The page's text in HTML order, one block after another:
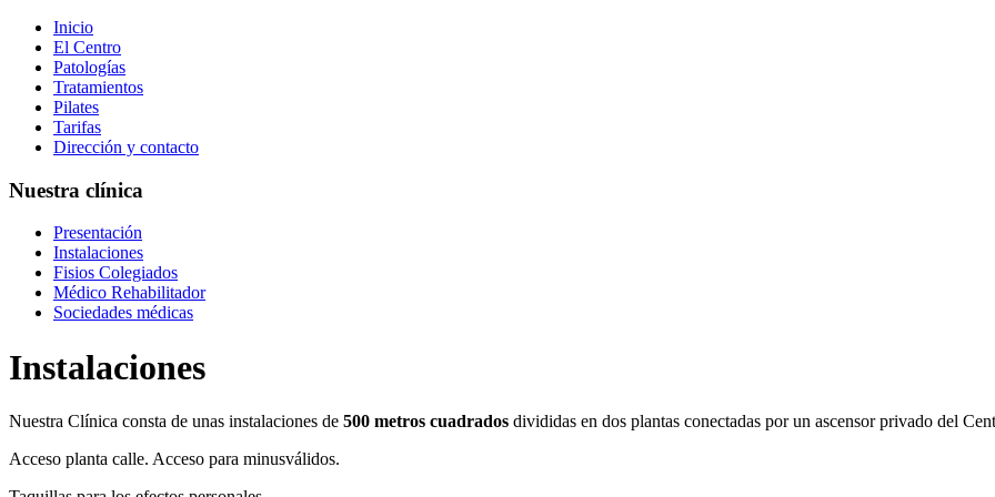
Inicio
El Centro
Patologías
Tratamientos
Pilates
Tarifas
Dirección y contacto
Nuestra clínica
Presentación
Instalaciones
Fisios Colegiados
Médico Rehabilitador
Sociedades médicas
Instalaciones
Nuestra Clínica consta de unas instalaciones de 500 metros cuadrados divididas en dos plantas conectadas por un ascensor privado del
Acceso planta calle. Acceso para minusválidos.